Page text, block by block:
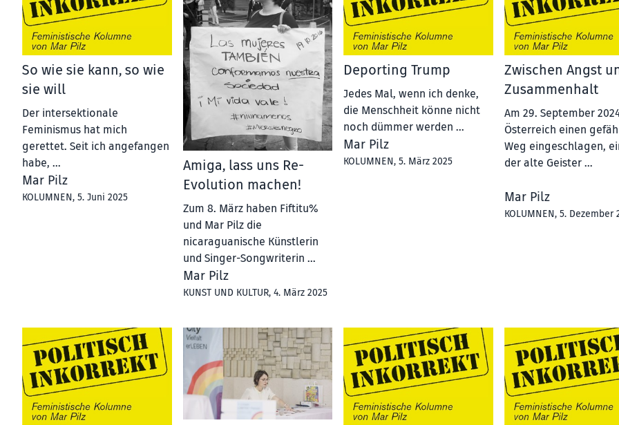
So wie sie kann, so wie
sie will
Der intersektionale
Feminismus hat mich
gerettet. Seit ich angefangen
habe, ...
Mar Pilz
KOLUMNEN, 5. Juni 2025
Amiga, lass uns Re-
Evolution machen!
Zum 8. März haben Fiftitu%
und Mar Pilz die
nicaraguanische Künstlerin
und Singer-Songwriterin ...
Mar Pilz
KUNST UND KULTUR, 4. März 2025
Deporting Trump
Jedes Mal, wenn ich denke,
die Menschheit könne nicht
noch dümmer werden ...
Mar Pilz
KOLUMNEN, 5. März 2025
Zwischen Angst
Zusammenhalt
Am 29. September
Österreich einen
Weg eingeschlagen,
der alte Geister …
Mar Pilz
KOLUMNEN, 5. Dezember